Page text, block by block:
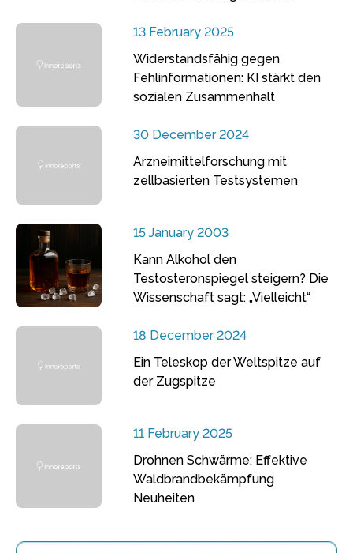
13 February 2025
Widerstandsfähig gegen
Fehlinformationen: KI stärkt den
sozialen Zusammenhalt
30 December 2024
Arzneimittelforschung mit
zellbasierten Testsystemen
15 January 2003
Kann Alkohol den
Testosteronspiegel steigern? Die
Wissenschaft sagt: „Vielleicht“
18 December 2024
Ein Teleskop der Weltspitze auf
der Zugspitze
11 February 2025
Drohnen Schwärme: Effektive
Waldbrandbekämpfung
Neuheiten